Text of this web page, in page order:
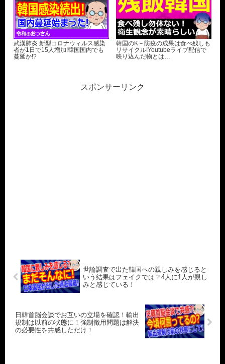
武漢肺炎 新型コロナウィルス感染
者が1日で15人増加!韓国国内でも
蔓延か!?
韓国のK－防疫の成果は食べ残しも
リサイクル!Youtubeライブ配信で
映り込んだ物とは…
スポンサーリンク
世論調査で出た韓国への親しみを感じると
いう結果はフェイクでは？4人に1人が親し
みと感じている！
日韓首脳会談でお互いの立場を確認！輸出
規制は以前の状態に！強制徴用問題は解決
の必要性を共感しただけ！